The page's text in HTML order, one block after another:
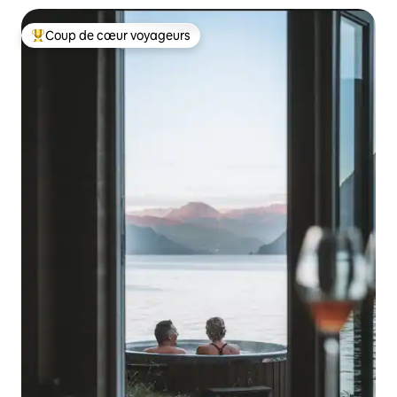
Coup de cœur voyageurs parmi les plus aimés
Coup de cœur voyageurs